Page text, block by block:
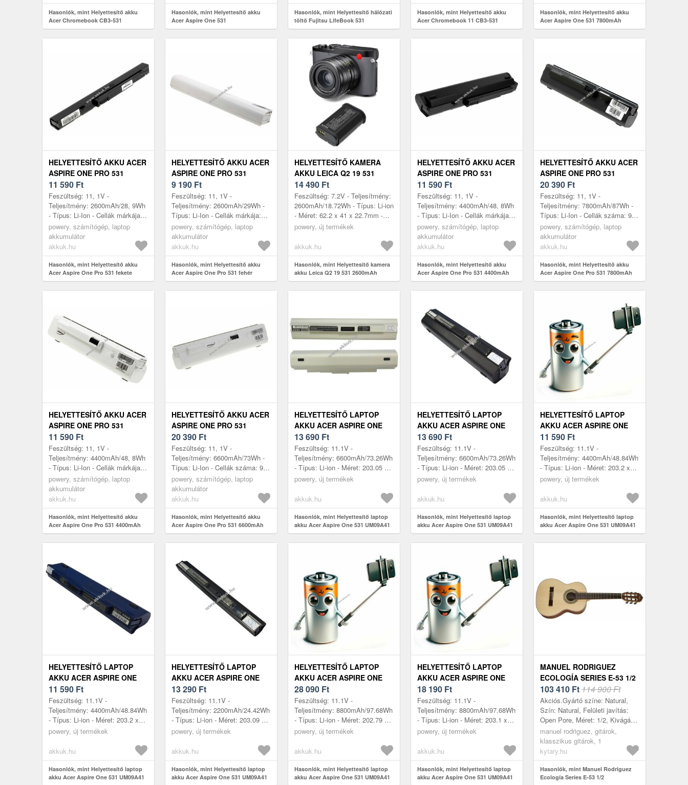
Hasonlók, mint Helyettesítő akku
Acer Chromebook CB3-531
Hasonlók, mint Helyettesítő akku
Acer Aspire One 531
Hasonlók, mint Helyettesítő hálózati
töltő Fujitsu LifeBook 531
Hasonlók, mint Helyettesítő akku
Acer Chromebook 11 CB3-531
Hasonlók, mint Helyettesítő akku
Acer Aspire One 531 7800mAh
HELYETTESÍTŐ AKKU ACER
ASPIRE ONE PRO 531
FEKETE
11 590 Ft
Feszültség: 11, 1V -
Teljesítmény: 2600mAh/28, 9Wh
- Típus: Li-Ion - Cellák márkája:
LG/SAMSUNG - Cellák száma: 3
- Méret: 202mm x 29mm x 22mm
powery, számítógép, laptop
akkumulátor
akkuk.hu
Hasonlók, mint Helyettesítő akku
Acer Aspire One Pro 531 fekete
HELYETTESÍTŐ AKKU ACER
ASPIRE ONE PRO 531
FEHÉR
9 190 Ft
Feszültség: 11, 1V -
Teljesítmény: 2600mAh/29Wh -
Típus: Li-Ion - Cellák márkája:
LG/SAMSUNG - Cellák száma: 3
- Méret: 202mm x 29mm x 22mm
powery, számítógép, laptop
akkumulátor
akkuk.hu
Hasonlók, mint Helyettesítő akku
Acer Aspire One Pro 531 fehér
HELYETTESÍTŐ KAMERA
AKKU LEICA Q2 19 531
2600MAH 18.72WH 7.2V
14 490 Ft
Feszültség: 7.2V - Teljesítmény:
2600mAh/18.72Wh - Típus: Li-ion
- Méret: 62.2 x 41 x 22.7mm -
kompatibilis modellek: Leica Q2,
powery, új termékek
akkuk.hu
Hasonlók, mint Helyettesítő kamera
akku Leica Q2 19 531 2600mAh
18.72Wh 7.2V
HELYETTESÍTŐ AKKU ACER
ASPIRE ONE PRO 531
4400MAH FEKETE
11 590 Ft
Feszültség: 11, 1V -
Teljesítmény: 4400mAh/48, 8Wh
- Típus: Li-Ion - Cellák márkája:
LG/SAMSUNG - Cellák száma: 6
- Méret: 203mm x 50mm x 31mm
powery, számítógép, laptop
akkumulátor
akkuk.hu
Hasonlók, mint Helyettesítő akku
Acer Aspire One Pro 531 4400mAh
fekete
HELYETTESÍTŐ AKKU ACER
ASPIRE ONE PRO 531
7800MAH FEKETE
20 390 Ft
Feszültség: 11, 1V -
Teljesítmény: 7800mAh/87Wh -
Típus: Li-Ion - Cellák száma: 9 -
Méret: 202mm x 49mm x 47mm
powery, számítógép, laptop
akkumulátor
akkuk.hu
Hasonlók, mint Helyettesítő akku
Acer Aspire One Pro 531 7800mAh
fekete
HELYETTESÍTŐ AKKU ACER
ASPIRE ONE PRO 531
4400MAH FEHÉR
11 590 Ft
Feszültség: 11, 1V -
Teljesítmény: 4400mAh/48, 8Wh
- Típus: Li-Ion - Cellák márkája:
LG/SAMSUNG - Cellák száma: 6
- Méret: 203mm x 50mm x 30mm
powery, számítógép, laptop
akkumulátor
akkuk.hu
Hasonlók, mint Helyettesítő akku
Acer Aspire One Pro 531 4400mAh
fehér
HELYETTESÍTŐ AKKU ACER
ASPIRE ONE PRO 531
6600MAH FEHÉR
20 390 Ft
Feszültség: 11, 1V -
Teljesítmény: 6600mAh/73Wh -
Típus: Li-Ion - Cellák száma: 9 -
Méret: 202mm x 49mm x 47mm
powery, számítógép, laptop
akkumulátor
akkuk.hu
Hasonlók, mint Helyettesítő akku
Acer Aspire One Pro 531 6600mAh
fehér
HELYETTESÍTŐ LAPTOP
AKKU ACER ASPIRE ONE
531 UM09A41 6600MAH
73.26WH 11.1V
13 690 Ft
Feszültség: 11.1V -
Teljesítmény: 6600mAh/73.26Wh
- Típus: Li-ion - Méret: 203.05 x
49.67 x 47.14mm - kompatibilis
A...
powery, új termékek
akkuk.hu
Hasonlók, mint Helyettesítő laptop
akku Acer Aspire One 531 UM09A41
6600mAh 73.26Wh 11.1V
HELYETTESÍTŐ LAPTOP
AKKU ACER ASPIRE ONE
531 UM09A41 6600MAH
73.26WH 11.1V
13 690 Ft
Feszültség: 11.1V -
Teljesítmény: 6600mAh/73.26Wh
- Típus: Li-ion - Méret: 203.05 x
54.49 x 43.1mm - kompatibilis
Ac...
powery, új termékek
akkuk.hu
Hasonlók, mint Helyettesítő laptop
akku Acer Aspire One 531 UM09A41
6600mAh 73.26Wh 11.1V
HELYETTESÍTŐ LAPTOP
AKKU ACER ASPIRE ONE
531 UM09A41 4400MAH
48.84WH 11.1V
11 590 Ft
Feszültség: 11.1V -
Teljesítmény: 4400mAh/48.84Wh
- Típus: Li-ion - Méret: 203.2 x
50.7 x 26.9mm - kompatibilis
Acer...
powery, új termékek
akkuk.hu
Hasonlók, mint Helyettesítő laptop
akku Acer Aspire One 531 UM09A41
4400mAh 48.84Wh 11.1V
HELYETTESÍTŐ LAPTOP
AKKU ACER ASPIRE ONE
531 UM09A41
4400MAH/48.84WH 11.1V
11 590 Ft
Feszültség: 11.1V -
Teljesítmény: 4400mAh/48.84Wh
- Típus: Li-ion - Méret: 203.2 x
50.7 x 26.9mm - kompatibilis
Acer...
powery, új termékek
akkuk.hu
Hasonlók, mint Helyettesítő laptop
akku Acer Aspire One 531 UM09A41
HELYETTESÍTŐ LAPTOP
AKKU ACER ASPIRE ONE
531 UM09A41 2200MAH
24.42WH 11.1V
13 290 Ft
Feszültség: 11.1V -
Teljesítmény: 2200mAh/24.42Wh
- Típus: Li-ion - Méret: 203.09 x
32.88 x 25.87mm - kompatibilis
A...
powery, új termékek
akkuk.hu
Hasonlók, mint Helyettesítő laptop
akku Acer Aspire One 531 UM09A41
HELYETTESÍTŐ LAPTOP
AKKU ACER ASPIRE ONE
531 UM09A41 8800MAH
97.68WH 11.1V
28 090 Ft
Feszültség: 11.1V -
Teljesítmény: 8800mAh/97.68Wh
- Típus: Li-ion - Méret: 202.79 x
54.71 x 46.35mm - kompatibilis
A...
powery, új termékek
akkuk.hu
Hasonlók, mint Helyettesítő laptop
akku Acer Aspire One 531 UM09A41
HELYETTESÍTŐ LAPTOP
AKKU ACER ASPIRE ONE
531 UM09A41 8800MAH
97.68WH 11.1V
18 190 Ft
Feszültség: 11.1V -
Teljesítmény: 8800mAh/97.68Wh
- Típus: Li-ion - Méret: 203.1 x
46.75 x 44.75mm - kompatibilis
Ac...
powery, új termékek
akkuk.hu
Hasonlók, mint Helyettesítő laptop
akku Acer Aspire One 531 UM09A41
MANUEL RODRIGUEZ
ECOLOGÍA SERIES E-53 1/2
103 410 Ft114 900 Ft
Akciós.Gyártó színe: Natural,
Szín: Natural, Felületi javítás:
Open Pore, Méret: 1/2, Kivágás:
Nem, Korpusz: Félmasszív, Első
lap: Lucfenyő-masszív, Hátsó...
manuel rodriguez, gitárok,
klasszikus gitárok, 1
kytary.hu
Hasonlók, mint Manuel Rodriguez
Ecología Series E-53 1/2